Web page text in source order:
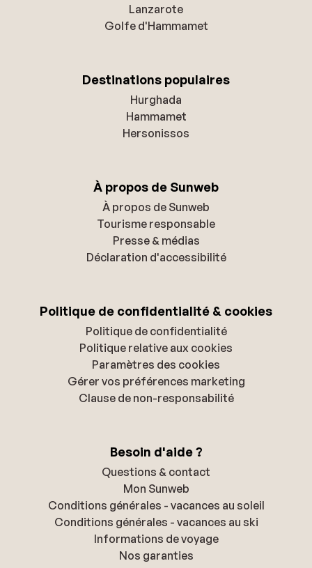
Lanzarote
Golfe d'Hammamet
Destinations populaires
Hurghada
Hammamet
Hersonissos
À propos de Sunweb
À propos de Sunweb
Tourisme responsable
Presse & médias
Déclaration d'accessibilité
Politique de confidentialité & cookies
Politique de confidentialité
Politique relative aux cookies
Paramètres des cookies
Gérer vos préférences marketing
Clause de non-responsabilité
Besoin d'aide ?
Questions & contact
Mon Sunweb
Conditions générales - vacances au soleil
Conditions générales - vacances au ski
Informations de voyage
Nos garanties